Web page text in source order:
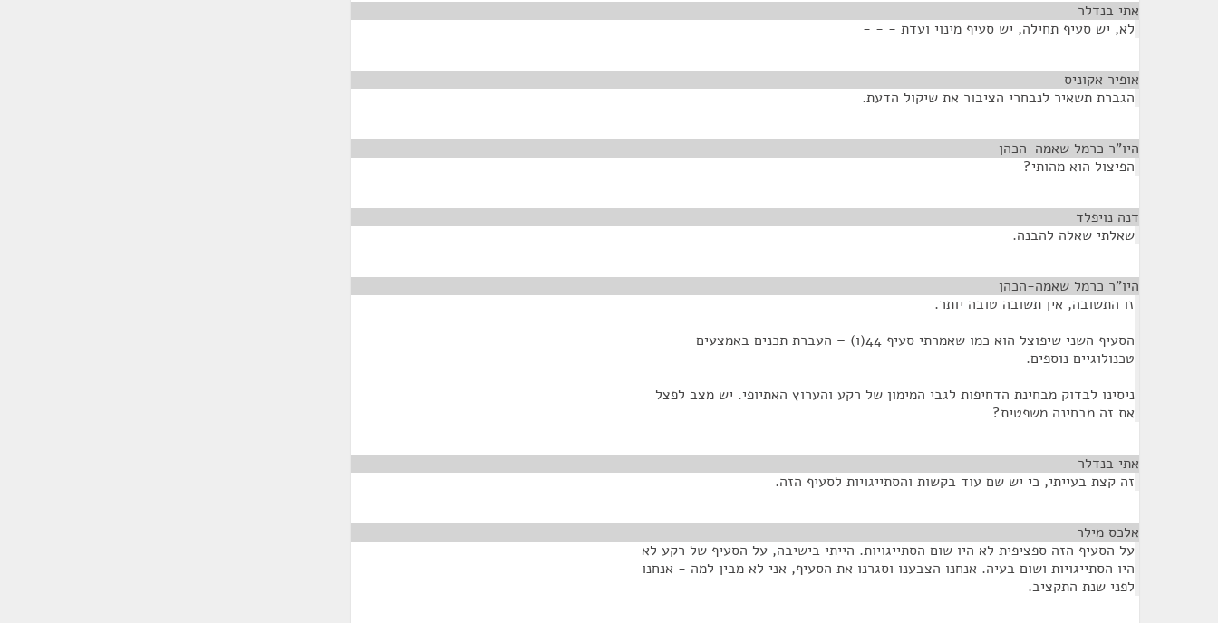
אתי בנדלר
לא, יש סעיף תחילה, יש סעיף מינוי ועדת - - -
אופיר אקוניס
הגברת תשאיר לנבחרי הציבור את שיקול הדעת.
היו"ר כרמל שאמה-הכהן
הפיצול הוא מהותי?
דנה נויפלד
שאלתי שאלה להבנה.
היו"ר כרמל שאמה-הכהן
זו התשובה, אין תשובה טובה יותר.
הסעיף השני שיפוצל הוא כמו שאמרתי סעיף 44(ו) – העברת תכנים באמצעים
טכנולוגיים נוספים.
ניסינו לבדוק מבחינת הדחיפות לגבי המימון של רקע והערוץ האתיופי. יש מצב לפצל
את זה מבחינה משפטית?
אתי בנדלר
זה קצת בעייתי, כי יש שם עוד בקשות והסתייגויות לסעיף הזה.
אלכס מילר
על הסעיף הזה ספציפית לא היו שום הסתייגויות. הייתי בישיבה, על הסעיף של רקע לא
היו הסתייגויות ושום בעיה. אנחנו הצבענו וסגרנו את הסעיף, אני לא מבין למה - אנחנו
לפני שנת התקציב.